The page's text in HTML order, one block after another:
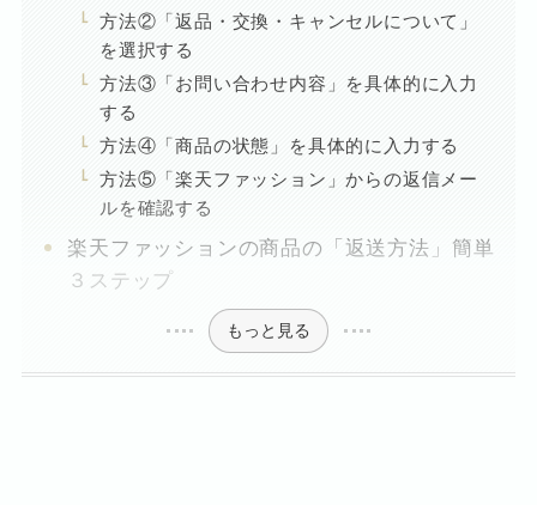
方法②「返品・交換・キャンセルについて」
を選択する
方法③「お問い合わせ内容」を具体的に入力
する
方法④「商品の状態」を具体的に入力する
方法⑤「楽天ファッション」からの返信メー
ルを確認する
楽天ファッションの商品の「返送方法」簡単
３ステップ
もっと見る